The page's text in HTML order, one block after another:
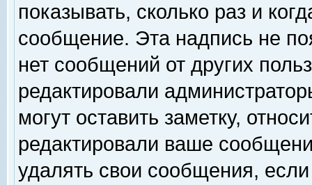
показывать, сколько раз и
сообщение. Эта надпись не
нет сообщений от других
редактировали
могут оставить заметку,
редактировали ваше
удалять свои сообщения,